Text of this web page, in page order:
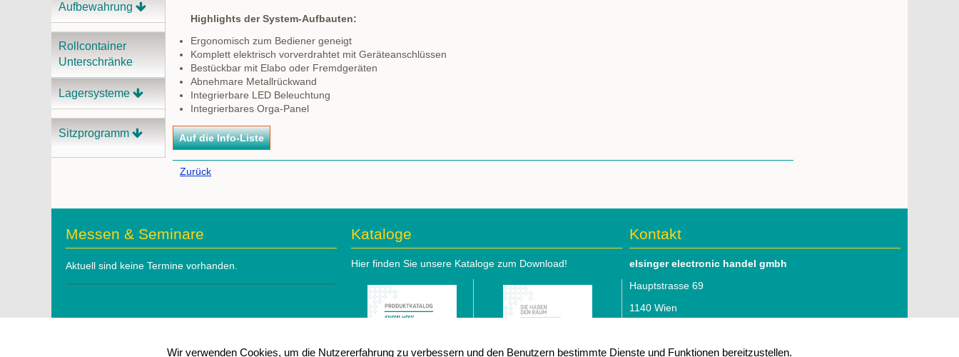
Wir verwenden Cookies, um die Nutzererfahrung zu verbessern und den Benutzern bestimmte Dienste und Funktionen bereitzustellen.
Highlights der System-Aufbauten:
Ergonomisch zum Bediener geneigt
Komplett elektrisch vorverdrahtet mit Geräteanschlüssen
Bestückbar mit Elabo oder Fremdgeräten
Abnehmare Metallrückwand
Integrierbare LED Beleuchtung
Integrierbares Orga-Panel
Zurück
Aufbewahrung
Rollcontainer
Unterschränke
Lagersysteme
Sitzprogramm
Messen & Seminare
Aktuell sind keine Termine vorhanden.
Kataloge
Hier finden Sie unsere Kataloge zum Download!
Kontakt
elsinger electronic handel gmbh
Hauptstrasse 69
1140 Wien
e-mail:office@elsinger.at